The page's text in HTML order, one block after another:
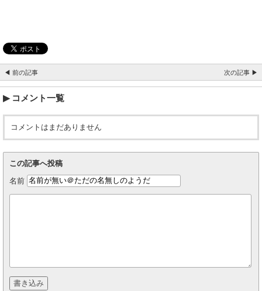
◀ 前の記事 次の記事 ▶
コメント一覧
コメントはまだありません
この記事へ投稿
名前